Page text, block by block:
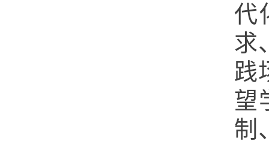
代
求
践
望
制